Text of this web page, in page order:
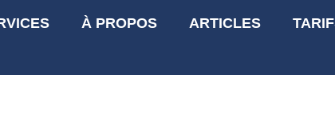
À PROPOS ARTICLES
pour capter de